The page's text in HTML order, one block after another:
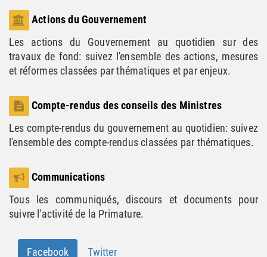
Actions du Gouvernement
Les actions du Gouvernement au quotidien sur des
travaux de fond: suivez l'ensemble des actions, mesures
et réformes classées par thématiques et par enjeux.
Compte-rendus des conseils des Ministres
Les compte-rendus du gouvernement au quotidien: suivez
l'ensemble des compte-rendus classées par thématiques.
Communications
Tous les communiqués, discours et documents pour
suivre l'activité de la Primature.
Facebook Twitter